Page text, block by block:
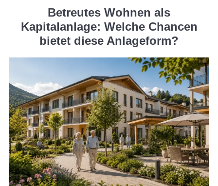
Betreutes Wohnen als
Kapitalanlage: Welche Chancen
bietet diese Anlageform?